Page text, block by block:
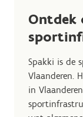
Ontdek
Spakki is de
Vlaanderen.
in